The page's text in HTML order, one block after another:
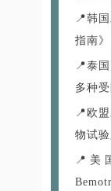
📍韩
指南》
📍泰
多种
📍欧
物试
📍美